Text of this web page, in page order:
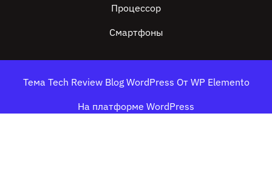
Процессор
Смартфоны
Тема Tech Review Blog WordPress От WP Elemento
На платформе WordPress